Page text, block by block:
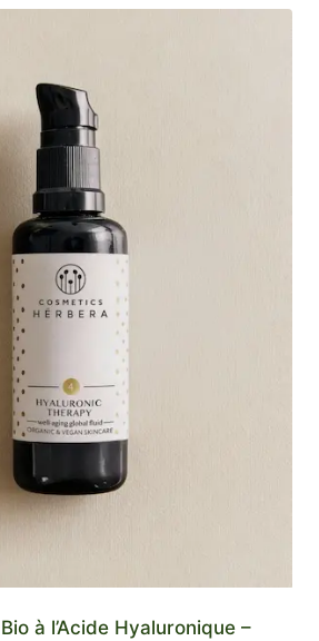
à l’Acide Hyaluronique –